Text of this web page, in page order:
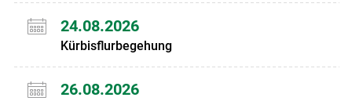
24.08.2026
Kürbisflurbegehung
26.08.2026